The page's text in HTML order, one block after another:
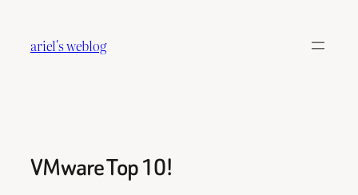
contenido
ariel's weblog
VMware Top 10!